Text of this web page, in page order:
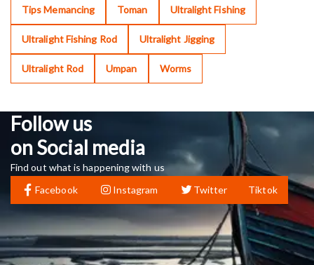
Tips Memancing Toman Ultralight Fishing
Ultralight Fishing Rod Ultralight Jigging
Ultralight Rod Umpan Worms
Follow us
on Social media
Find out what is happening with us
Facebook
Instagram Twitter Tiktok